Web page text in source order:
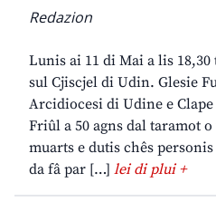
Redazion
Lunis ai 11 di Mai a lis
sul Cjiscjel di Udin. Glesie
Arcidiocesi di Udine e
Friûl a 50 agns dal taramot
muarts e dutis chês
da fâ par […] lei di plui +